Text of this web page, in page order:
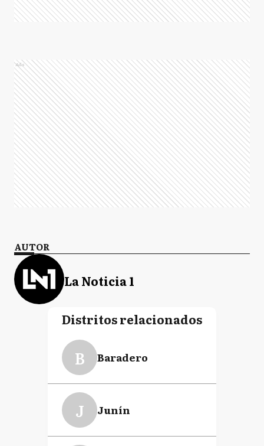
Ads
AUTOR
La Noticia 1
Distritos relacionados
B Baradero
J Junín